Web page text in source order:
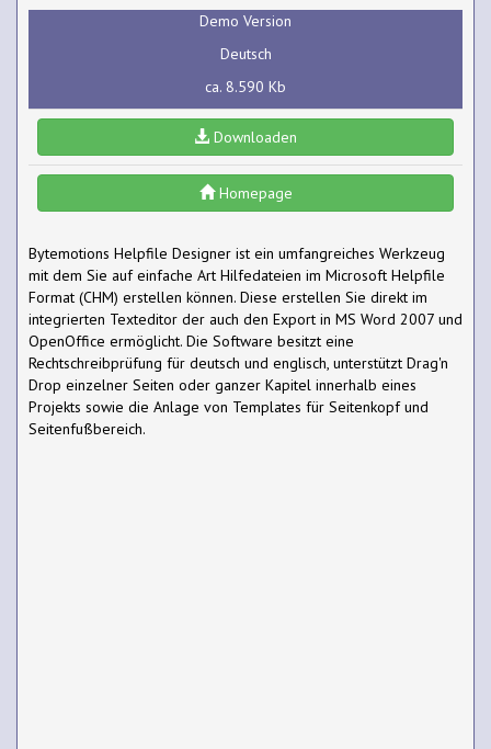
Demo Version
Deutsch
ca. 8.590 Kb
Downloaden
Homepage
Bytemotions Helpfile Designer ist ein umfangreiches Werkzeug
mit dem Sie auf einfache Art Hilfedateien im Microsoft Helpfile
Format (CHM) erstellen können. Diese erstellen Sie direkt im
integrierten Texteditor der auch den Export in MS Word 2007 und
OpenOffice ermöglicht. Die Software besitzt eine
Rechtschreibprüfung für deutsch und englisch, unterstützt Drag'n
Drop einzelner Seiten oder ganzer Kapitel innerhalb eines
Projekts sowie die Anlage von Templates für Seitenkopf und
Seitenfußbereich.